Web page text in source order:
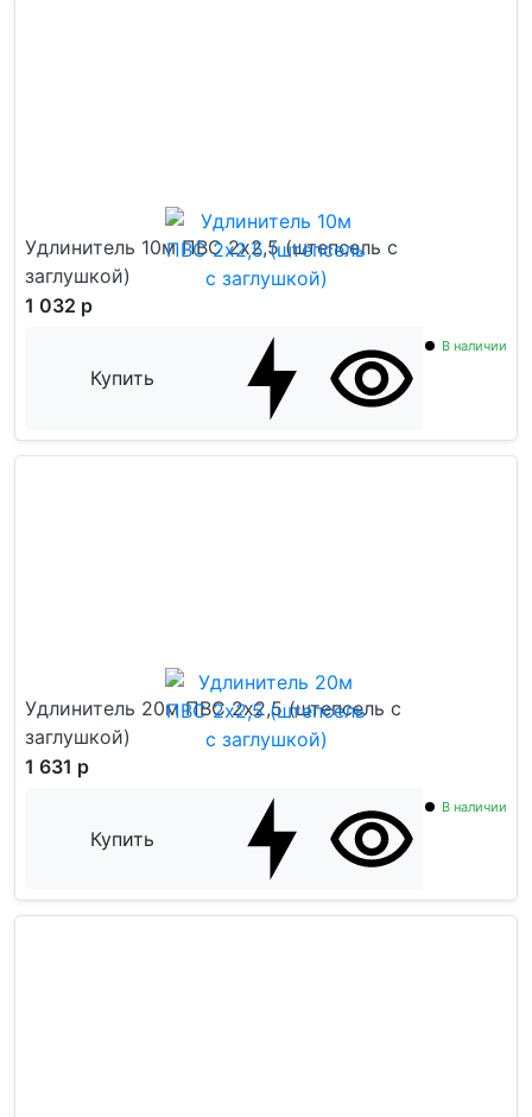
Удлинитель 10м ПВС 2х2,5 (штепсель с
заглушкой)
1 032 р
Купить
В наличии
Удлинитель 20м ПВС 2х2,5 (штепсель с
заглушкой)
1 631 р
Купить
В наличии